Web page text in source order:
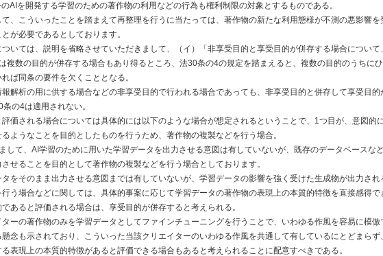
AIを開発する学習のための著作物の利用などの行為も権利制限の対象とするものである。
、こういったことを踏まえて再整理を行うに当たっては、著作物の新たな利用態様が不測の悪影響を
が必要であるとしております。
いては、説明を省略させていただきまして、（イ）「非享受目的と享受目的が併存する場合について」
複数の目的が併存する場合もあり得るところ、法30条の4の規定を踏まえると、複数の目的のうちにひ
ば同条の要件を欠くこととなる。
解析の用に供する場合などの非享受目的で行われる場合であっても、非享受目的と併存して享受目的
の4は適用されない。
価される場合については具体的には以下のような場合が想定されるということで、1つ目が、意図的に
ようなことを目的としたものを行うため、著作物の複製などを行う場合。
して、AI学習のために用いた学習データを出力させる意図は有していないが、既存のデータベースな
せることを目的として著作物の複製などを行う場合としております。
をそのまま出力させる意図までは有していないが、学習データの影響を強く受けた生成物が出力され
う場合などに関しては、具体的事案に応じて学習データの著作物の表現上の本質的特徴を直接感得で
あると評価される場合は、享受目的が併存すると考えられる。
ーの著作物のみを学習データとしてファインチューニングを行うことで、いわゆる作風を容易に模倣
念も示されており、こういった当該クリエイターのいわゆる作風を共通して有しているにとどまらず、
表現上の本質的特徴があると評価できる場合もあると考えられることに配意すべきである。